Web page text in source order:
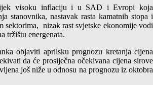
visoku inflaciju i u SAD i Evropi koja
stanovnika, nastavak rasta kamatnih stopa i
sektorima, nizak rast svjetske ekonomije vodi
tržištu energenata.
objaviti aprilsku prognozu kretanja cijena
da će prosiječna očekivana cijena sirove
još niže u odnosu na prognozu iz oktobra